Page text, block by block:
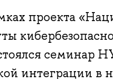
проекта
интеграции